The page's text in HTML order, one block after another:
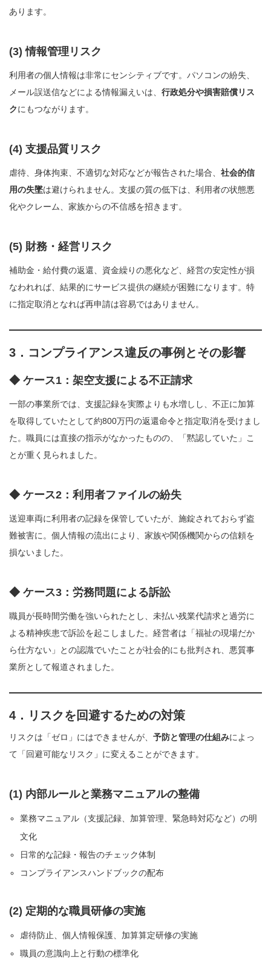
あります。
(3) 情報管理リスク
利用者の個人情報は非常にセンシティブです。パソコンの紛失、
メール誤送信などによる情報漏えいは、 行政処分や損害賠償リス
クにもつながります。
(4) 支援品質リスク
虐待、身体拘束、不適切な対応などが報告された場合、 社会的信
用の失墜は避けられません。支援の質の低下は、利用者の状態悪
化やクレーム、家族からの不信感を招きます。
(5) 財務・経営リスク
補助金・給付費の返還、資金繰りの悪化など、経営の安定性が損
なわれれば、結果的にサービス提供の継続が困難になります。特
に指定取消となれば再申請は容易ではありません。
3．コンプライアンス違反の事例とその影響
◆ ケース1：架空支援による不正請求
一部の事業所では、支援記録を実際よりも水増しし、不正に加算
を取得していたとして約800万円の返還命令と指定取消を受けまし
た。職員には直接の指示がなかったものの、「黙認していた」こ
とが重く見られました。
◆ ケース2：利用者ファイルの紛失
送迎車両に利用者の記録を保管していたが、施錠されておらず盗
難被害に。個人情報の流出により、家族や関係機関からの信頼を
損ないました。
◆ ケース3：労務問題による訴訟
職員が長時間労働を強いられたとし、未払い残業代請求と過労に
よる精神疾患で訴訟を起こしました。経営者は「福祉の現場だか
ら仕方ない」との認識でいたことが社会的にも批判され、悪質事
業所として報道されました。
4．リスクを回避するための対策
リスクは「ゼロ」にはできませんが、 予防と管理の仕組みによっ
て「回避可能なリスク」に変えることができます。
(1) 内部ルールと業務マニュアルの整備
業務マニュアル（支援記録、加算管理、緊急時対応など）の明
文化
日常的な記録・報告のチェック体制
コンプライアンスハンドブックの配布
(2) 定期的な職員研修の実施
虐待防止、個人情報保護、加算算定研修の実施
職員の意識向上と行動の標準化